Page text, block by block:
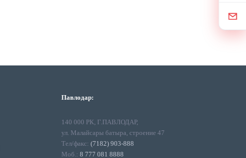
Павлодар:
140 000 РК, Г.ПАВЛОДАР,
ул. Малайсары батыра, строение 47
Тел/факс: (7182) 903-888
Моб.: 8 777 081 8888